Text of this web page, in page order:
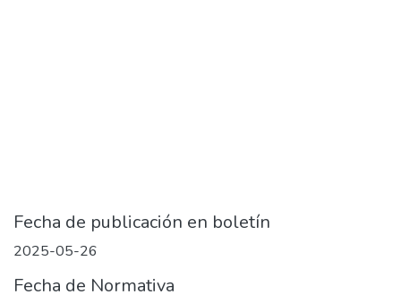
Fecha de publicación en boletín
2025-05-26
Fecha de Normativa